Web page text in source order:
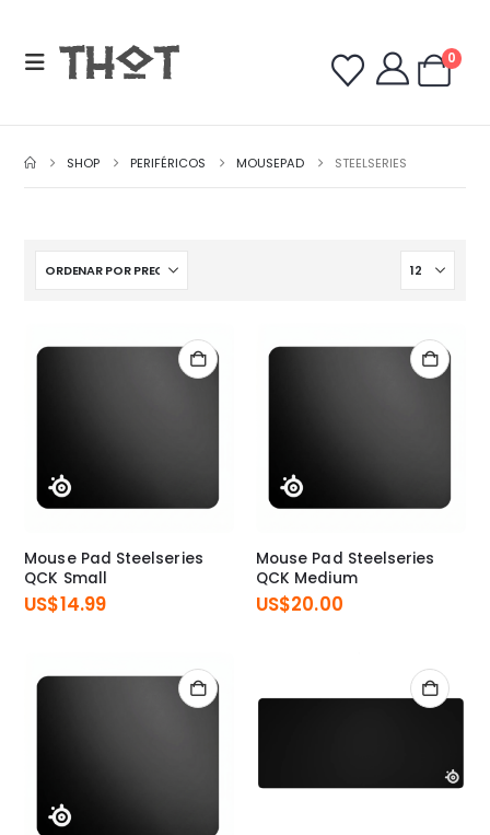
0
SHOP PERIFÉRICOS MOUSEPAD STEELSERIES
Mouse Pad Steelseries
QCK Small
US$14.99
Mouse Pad Steelseries
QCK Medium
US$20.00